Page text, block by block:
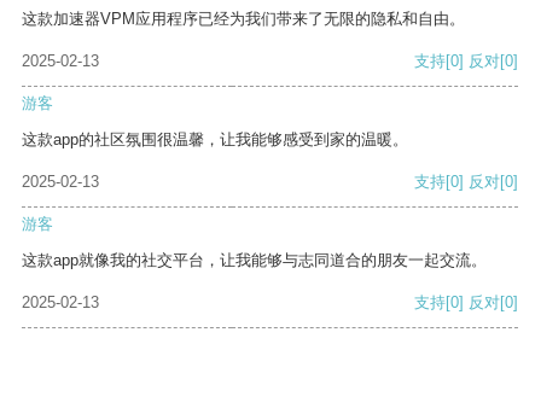
这款加速器VPM应用程序已经为我们带来了无限的隐私和自由。
2025-02-13 支持[0] 反对[0]
游客
这款app的社区氛围很温馨，让我能够感受到家的温暖。
2025-02-13 支持[0] 反对[0]
游客
这款app就像我的社交平台，让我能够与志同道合的朋友一起交流。
2025-02-13 支持[0] 反对[0]